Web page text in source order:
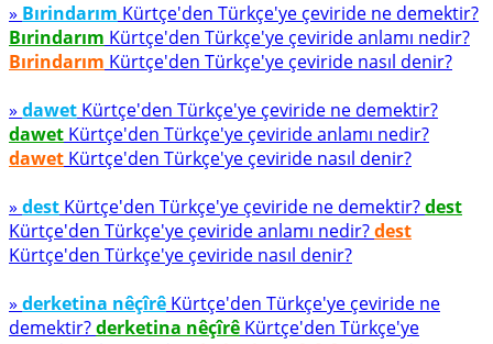
» Bırindarım Kürtçe'den Türkçe'ye çeviride ne demektir?
Bırindarım Kürtçe'den Türkçe'ye çeviride anlamı nedir?
Bırindarım Kürtçe'den Türkçe'ye çeviride nasıl denir?
» dawet Kürtçe'den Türkçe'ye çeviride ne demektir?
dawet Kürtçe'den Türkçe'ye çeviride anlamı nedir?
dawet Kürtçe'den Türkçe'ye çeviride nasıl denir?
» dest Kürtçe'den Türkçe'ye çeviride ne demektir?dest
Kürtçe'den Türkçe'ye çeviride anlamı nedir?dest
Kürtçe'den Türkçe'ye çeviride nasıl denir?
» derketina nêçîrê Kürtçe'den Türkçe'ye çeviride ne
demektir?derketina nêçîrê Kürtçe'den Türkçe'ye